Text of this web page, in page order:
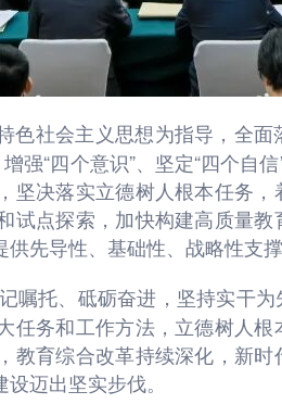
色社会主义思想为指导，全
强“四个意识”、坚定“四个自
坚决落实立德树人根本任务
试点探索，加快构建高质量
先导性、基础性、战略性支撑
嘱托、砥砺奋进，坚持实干
任务和工作方法，立德树人
教育综合改革持续深化，新
迈出坚实步伐。